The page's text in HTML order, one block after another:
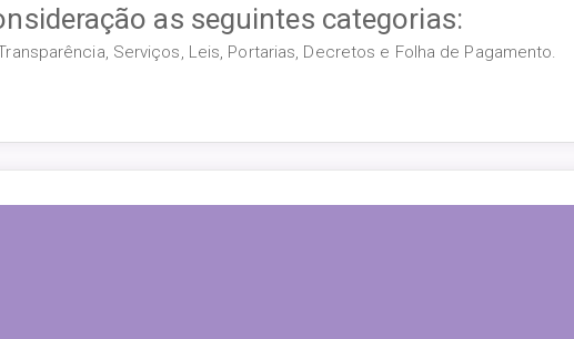
as seguintes categorias:
Serviços, Leis, Portarias, Decretos e Folha de Pagamento.